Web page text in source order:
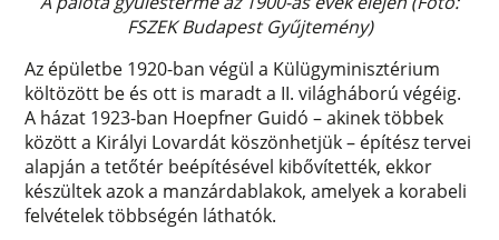
FSZEK Budapest Gyűjtemény)
Az épületbe 1920-ban végül a Külügyminisztérium
költözött be és ott is maradt a II. világháború végéig.
A házat 1923-ban Hoepfner Guidó – akinek többek
között a Királyi Lovardát köszönhetjük – építész tervei
alapján a tetőtér beépítésével kibővítették, ekkor
készültek azok a manzárdablakok, amelyek a korabeli
felvételek többségén láthatók.